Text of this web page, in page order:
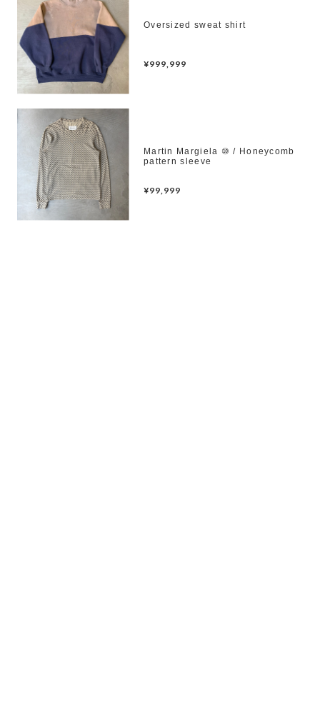
Oversized sweat shirt
¥999,999
Martin Margiela ⑩ / Honeycomb
pattern sleeve
¥99,999